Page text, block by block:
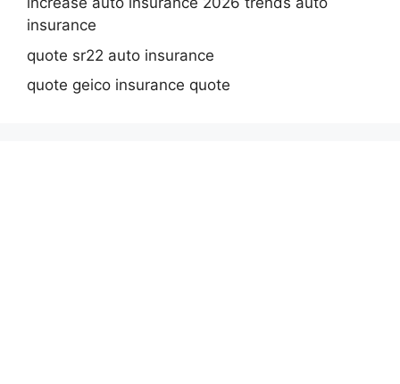
insurance
quote sr22 auto insurance
quote geico insurance quote